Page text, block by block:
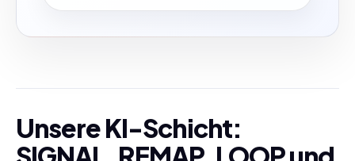
Unsere KI-Schicht: